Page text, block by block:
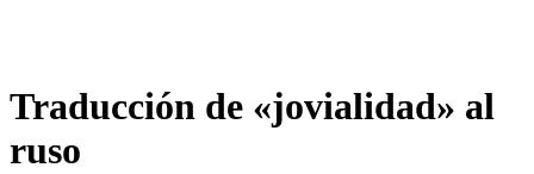
Traducción de «jovialidad» al
ruso